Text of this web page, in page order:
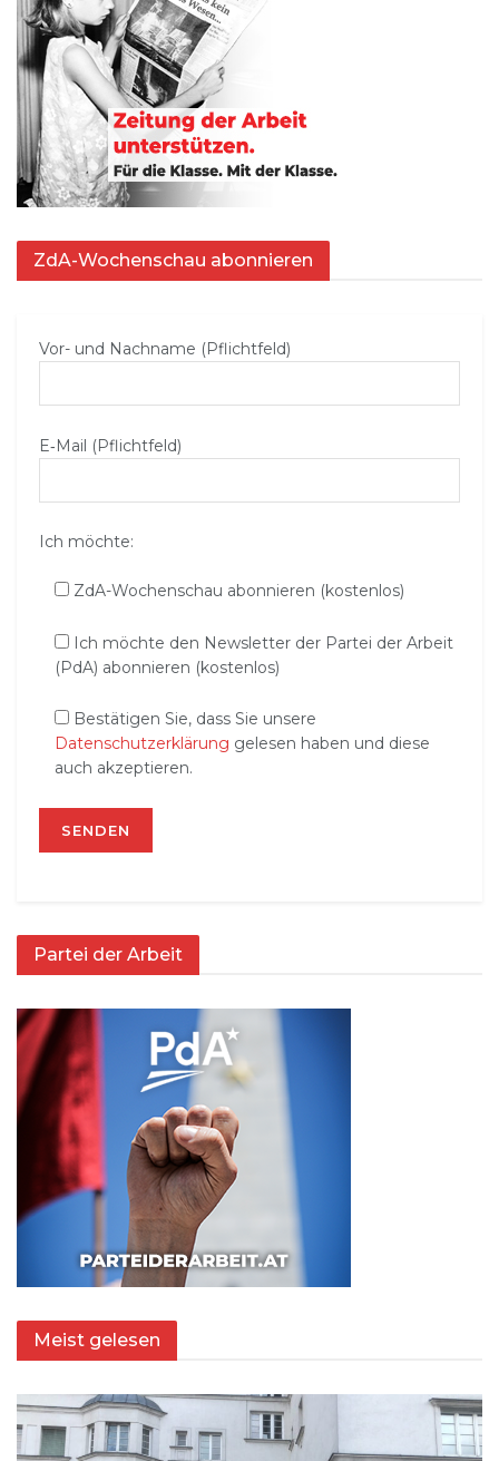
ZdA-Wochenschau abonnieren
Vor- und Nachname (Pflichtfeld)
E‑Mail (Pflichtfeld)
Ich möchte:
ZdA-Wochenschau abonnieren (kostenlos)
Ich möchte den Newsletter der Partei der Arbeit
(PdA) abonnieren (kostenlos)
Bestätigen Sie, dass Sie unsere
Datenschutzerklärung gelesen haben und diese
auch akzeptieren.
Partei der Arbeit
Meist gelesen